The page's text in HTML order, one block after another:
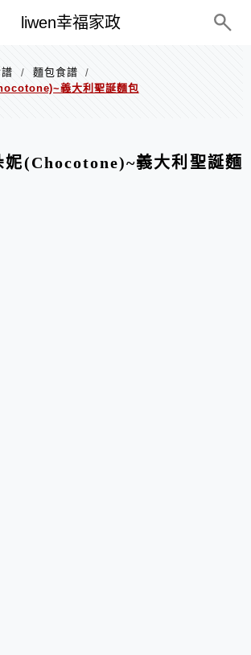
liwen幸福家政
/ 麵包食譜
/
義大利聖誕麵包
妮(Chocotone)~義大利聖誕麵